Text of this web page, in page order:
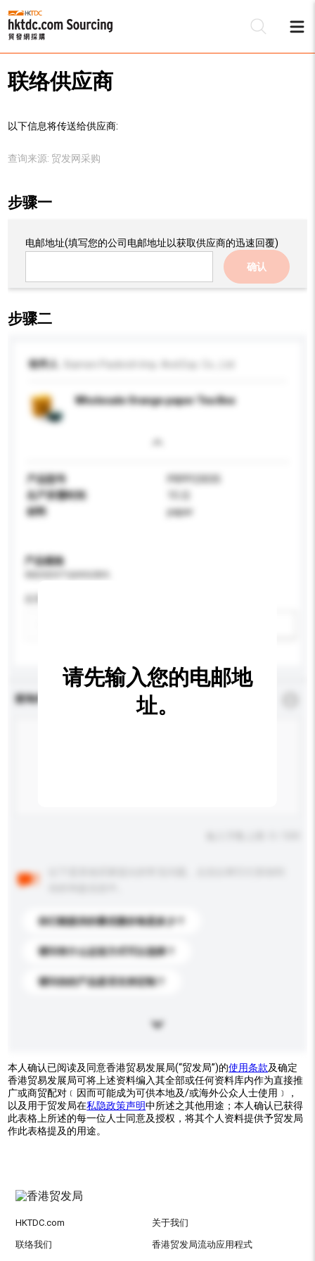
联络供应商
以下信息将传送给供应商:
查询来源: 贸发网采购
步骤一
电邮地址(填写您的公司电邮地址以获取供应商的迅速回覆)
确认
步骤二
收件人
Wholesale Orange paper Tea Box
产品型号
PRPP23035
生产所需时间
材料
paper
产品规格
查询内容
你们能提供的最优惠价格是多少？
请问有什么运送方式可以选择？
请问你的产品是否支持定制？
请先输入您的电邮地
址。
本人确认已阅读及同意香港贸易发展局(“贸发局”)的使用条款及确定
香港贸易发展局可将上述资料编入其全部或任何资料库内作为直接推
广或商贸配对﹝因而可能成为可供本地及/或海外公众人士使用﹞，
以及用于贸发局在私隐政策声明中所述之其他用途；本人确认已获得
此表格上所述的每一位人士同意及授权，将其个人资料提供予贸发局
作此表格提及的用途。
HKTDC.com 关于我们
联络我们 香港贸发局流动应用程式